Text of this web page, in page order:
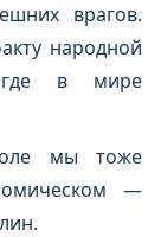
врагов.
народной
в мире
мы тоже
—